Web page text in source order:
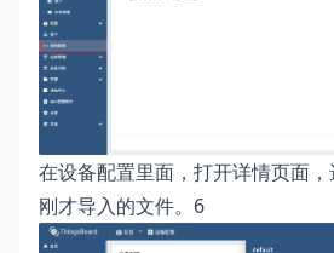
在设备配置里面，打开详情页面
刚才导入的文件。6